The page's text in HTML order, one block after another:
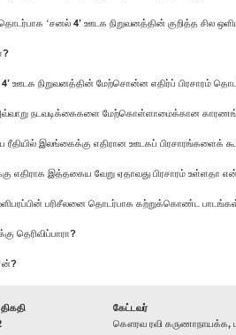
‘சனல் 4’ ஊடக நிறுவனத்தின் குறித்த சில
ஊடக நிறுவனத்தின் மேற்சொன்ன எதிர்ப் பிரசாரம்
நடவடிக்கைகளை மேற்கொள்ளாமைக்கான
ரீதியில் இலங்கைக்கு எதிரான ஊடகப் பிரசாரங்களைக்
எதிராக இத்தகைய வேறு ஏதாவது பிரசாரம் உள்ளதா
பரிசீலனை தொடர்பாக கற்றுக்கொண்ட
தெரிவிப்பாரா?
கேட்டவர்
கௌரவ ரவி கருணாநாயக்க,